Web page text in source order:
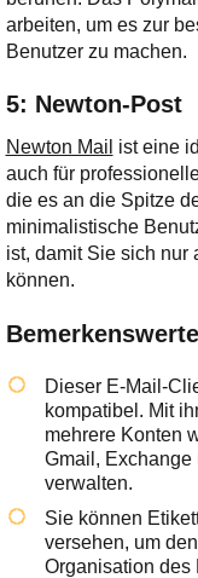
arbeiten, um es zur
Benutzer zu machen.
5: Newton-Post
Newton Mail ist eine
auch für
die es an die Spitze
minimalistische
ist, damit Sie sich nur
können.
Dieser E-Mail-
kompatibel. Mit
mehrere Konten
Gmail,
verwalten.
Sie können
versehen, um
Organisation des